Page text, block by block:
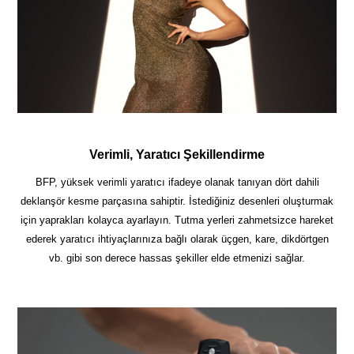
Verimli, Yaratıcı Şekillendirme
BFP, yüksek verimli yaratıcı ifadeye olanak tanıyan dört dahili
deklanşör kesme parçasına sahiptir. İstediğiniz desenleri oluşturmak
için yaprakları kolayca ayarlayın. Tutma yerleri zahmetsizce hareket
ederek yaratıcı ihtiyaçlarınıza bağlı olarak üçgen, kare, dikdörtgen
vb. gibi son derece hassas şekiller elde etmenizi sağlar.